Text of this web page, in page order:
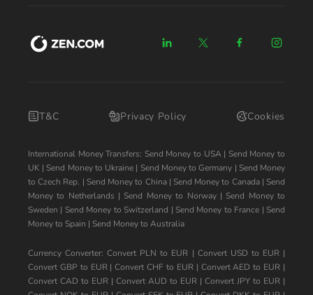
T&C Privacy Policy Cookies
International Money Transfers: Send Money to USA| Send Money to
UK | Send Money to Ukraine | Send Money to Germany | Send Money
to Czech Rep. | Send Money to China| Send Money to Canada| Send
Money to Netherlands | Send Money to Norway| Send Money to
Sweden | Send Money to Switzerland | Send Money to France | Send
Money to Spain | Send Money to Australia
Currency Converter:Convert PLN to EUR | Convert USD to EUR|
Convert GBP to EUR|Convert CHF to EUR| Convert AED to EUR |
Convert CAD to EUR | Convert AUD to EUR | Convert JPY to EUR |